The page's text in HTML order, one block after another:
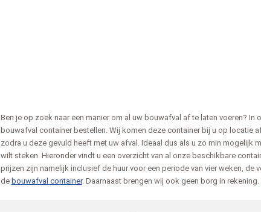
Ben je op zoek naar een manier om al uw bouwafval af te laten voeren? In
bouwafval container bestellen. Wij komen deze container bij u op locatie
zodra u deze gevuld heeft met uw afval. Ideaal dus als u zo min mogelijk
wilt steken. Hieronder vindt u een overzicht van al onze beschikbare
prijzen zijn namelijk inclusief de huur voor een periode van vier weken, de
de bouwafval container. Daarnaast brengen wij ook geen borg in rekening.
2026-06-15
Annemarie van Rijn
Utrecht
2026-06-18
Nandy
ZWOLLE